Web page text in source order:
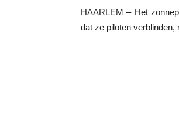
HAARLEM – Het
dat ze piloten